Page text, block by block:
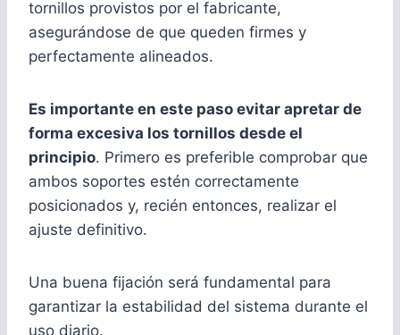
tornillos provistos por el fabricante,
asegurándose de que queden firmes y
perfectamente alineados.
Es importante en este paso evitar apretar de
forma excesiva los tornillos desde el
principio. Primero es preferible comprobar que
ambos soportes estén correctamente
posicionados y, recién entonces, realizar el
ajuste definitivo.
Una buena fijación será fundamental para
garantizar la estabilidad del sistema durante el
uso diario.